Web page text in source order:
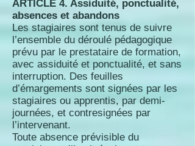
ARTICLE 4. Assiduité, ponctualité,
absences et abandons
Les stagiaires sont tenus de suivre
l’ensemble du déroulé pédagogique
prévu par le prestataire de formation,
avec assiduité et ponctualité, et sans
interruption. Des feuilles
d’émargements sont signées par les
stagiaires ou apprentis, par demi-
journées, et contresignées par
l’intervenant.
Toute absence prévisible du